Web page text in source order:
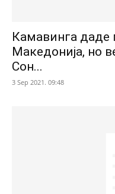
Камавинга даде
Македонија, но
Сон...
3 Sep 2021. 09:48